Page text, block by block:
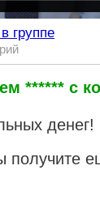
группе
****** с
денег!
получите